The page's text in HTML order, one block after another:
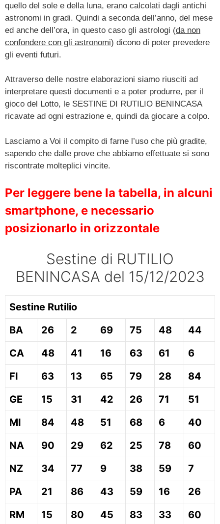
quello del sole e della luna, erano calcolati dagli antichi
astronomi in gradi. Quindi a seconda dell’anno, del mese
ed anche dell’ora, in questo caso gli astrologi (da non
confondere con gli astronomi) dicono di poter prevedere
gli eventi futuri.
Attraverso delle nostre elaborazioni siamo riusciti ad
interpretare questi documenti e a poter produrre, per il
gioco del Lotto, le SESTINE DI RUTILIO BENINCASA
ricavate ad ogni estrazione e, quindi da giocare a colpo.
Lasciamo a Voi il compito di farne l’uso che più gradite,
sapendo che dalle prove che abbiamo effettuate si sono
riscontrate molteplici vincite.
Per leggere bene la tabella, in alcuni
smartphone, e necessario
posizionarlo in orizzontale
Sestine di RUTILIO
BENINCASA del 15/12/2023
Sestine Rutilio
BA
26 2 69 75 48
44
CA
48 41 16 63 61
6
FI
63 13 65 79 28
84
GE
15 31 42 26 71
51
MI
84 48 51 68 6
40
NA
90 29 62 25 78
60
NZ
34 77 9 38 59
7
PA
21 86 43 59 16
26
RM
15 80 45 83 33 60